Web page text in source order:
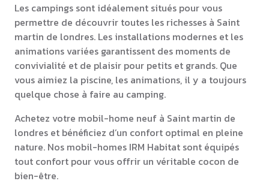
Les campings sont idéalement situés pour vous
permettre de découvrir toutes les richesses à Saint
martin de londres. Les installations modernes et les
animations variées garantissent des moments de
convivialité et de plaisir pour petits et grands. Que
vous aimiez la piscine, les animations, il y a toujours
quelque chose à faire au camping.
Achetez votre mobil-home neuf à Saint martin de
londres et bénéficiez d’un confort optimal en pleine
nature. Nos mobil-homes IRM Habitat sont équipés
tout confort pour vous offrir un véritable cocon de
bien-être.